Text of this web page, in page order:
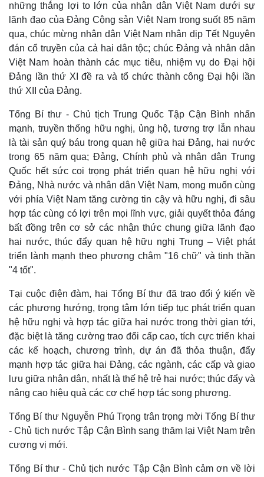
Thế giới
Quan sát
Hồ sơ
Multimedia
E-Magazine
Infographic
những thắng lợi to lớn của nhân dân Việt Nam dưới sự
lãnh đạo của Đảng Cộng sản Việt Nam trong suốt 85 năm
qua, chúc mừng nhân dân Việt Nam nhân dịp Tết Nguyên
đán cổ truyền của cả hai dân tộc; chúc Đảng và nhân dân
Việt Nam hoàn thành các mục tiêu, nhiệm vụ do Đại hội
Đảng lần thứ XI đề ra và tổ chức thành công Đại hội lần
thứ XII của Đảng.
Tổng Bí thư - Chủ tịch Trung Quốc Tập Cận Bình nhấn
mạnh, truyền thống hữu nghị, ủng hộ, tương trợ lẫn nhau
là tài sản quý báu trong quan hệ giữa hai Đảng, hai nước
trong 65 năm qua; Đảng, Chính phủ và nhân dân Trung
Quốc hết sức coi trọng phát triển quan hệ hữu nghị với
Đảng, Nhà nước và nhân dân Việt Nam, mong muốn cùng
với phía Việt Nam tăng cường tin cậy và hữu nghị, đi sâu
hợp tác cùng có lợi trên mọi lĩnh vực, giải quyết thỏa đáng
bất đồng trên cơ sở các nhận thức chung giữa lãnh đạo
hai nước, thúc đẩy quan hệ hữu nghị Trung – Việt phát
triển lành mạnh theo phương châm "16 chữ" và tinh thần
"4 tốt".
Tại cuộc điện đàm, hai Tổng Bí thư đã trao đổi ý kiến về
các phương hướng, trọng tâm lớn tiếp tục phát triển quan
hệ hữu nghị và hợp tác giữa hai nước trong thời gian tới,
đặc biệt là tăng cường trao đổi cấp cao, tích cực triển khai
các kế hoạch, chương trình, dự án đã thỏa thuận, đẩy
mạnh hợp tác giữa hai Đảng, các ngành, các cấp và giao
lưu giữa nhân dân, nhất là thế hệ trẻ hai nước; thúc đẩy và
nâng cao hiệu quả các cơ chế hợp tác song phương.
Tổng Bí thư Nguyễn Phú Trọng trân trọng mời Tổng Bí thư
- Chủ tịch nước Tập Cận Bình sang thăm lại Việt Nam trên
cương vị mới.
Tổng Bí thư - Chủ tịch nước Tập Cận Bình cảm ơn về lời